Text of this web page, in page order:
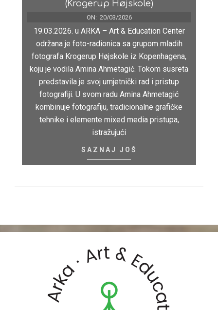
(Krogerup Højskole)
ON: 20/03/2026
19.03.2026. u ARKA – Art & Education Center
održana je foto-radionica sa grupom mladih
fotografa Krogerup Højskole iz Kopenhagena,
koju je vodila Amina Ahmetagić. Tokom susreta
predstavila je svoj umjetnički rad i pristup
fotografiji. U svom radu Amina Ahmetagić
kombinuje fotografiju, tradicionalne grafičke
tehnike i elemente mixed media pristupa,
istražujući
SAZNAJ JOŠ